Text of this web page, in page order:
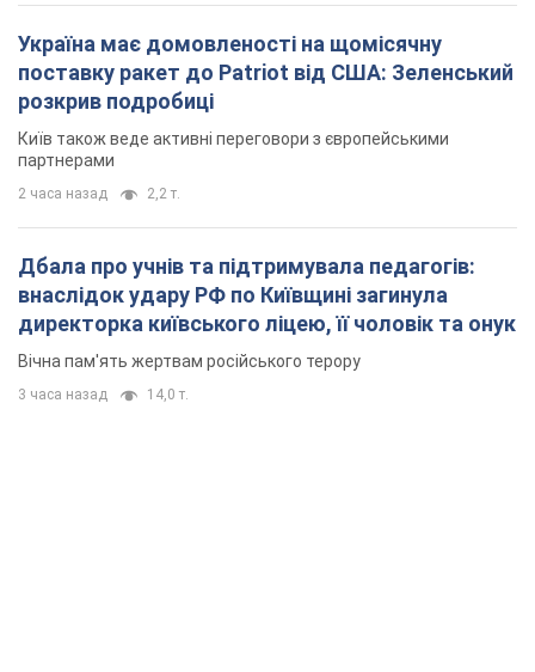
Україна має домовленості на щомісячну
поставку ракет до Patriot від США: Зеленський
розкрив подробиці
Київ також веде активні переговори з європейськими
партнерами
2 часа назад 2,2 т.
Дбала про учнів та підтримувала педагогів:
внаслідок удару РФ по Київщині загинула
директорка київського ліцею, її чоловік та онук
Вічна пам'ять жертвам російського терору
3 часа назад 14,0 т.